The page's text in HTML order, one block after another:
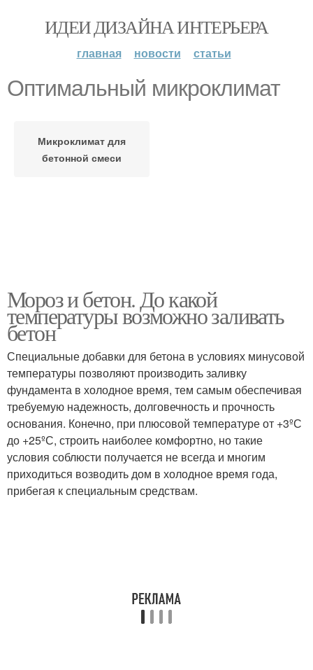
ИДЕИ ДИЗАЙНА ИНТЕРЬЕРА
главная новости статьи
Оптимальный микроклимат
Микроклимат для
бетонной смеси
Мороз и бетон. До какой
температуры возможно заливать
бетон
Специальные добавки для бетона в условиях минусовой
температуры позволяют производить заливку
фундамента в холодное время, тем самым обеспечивая
требуемую надежность, долговечность и прочность
основания. Конечно, при плюсовой температуре от +3ºС
до +25ºС, строить наиболее комфортно, но такие
условия соблюсти получается не всегда и многим
приходиться возводить дом в холодное время года,
прибегая к специальным средствам.